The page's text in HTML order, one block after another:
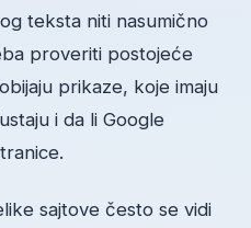
teksta niti nasumično
proveriti postojeće
prikaze, koje imaju
i da li Google
sajtove često se vidi